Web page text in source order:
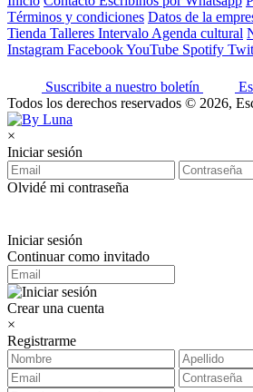
Términos y condiciones Datos de la
Tienda Talleres Intervalo Agenda cultural
Instagram FacebookYouTube Spotify
Suscribite a nuestro boletín
Todos los derechos reservados © 2026,
×
Iniciar sesión
Olvidé mi contraseña
Iniciar sesión
Continuar como invitado
Crear una cuenta
×
Registrarme